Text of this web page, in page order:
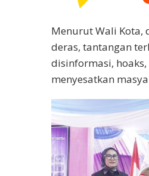
Menurut Wali Kota,
deras, tantangan
disinformasi,
menyesatkan